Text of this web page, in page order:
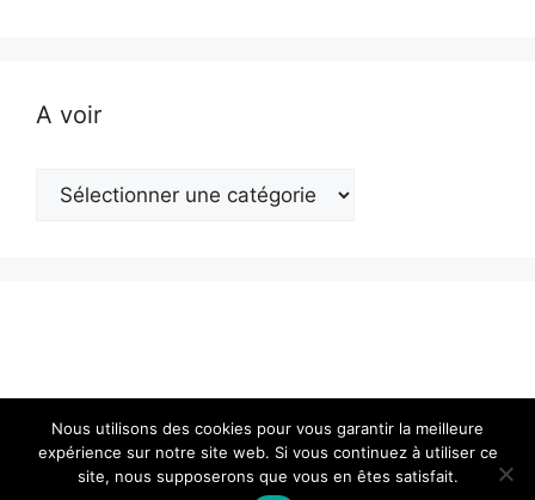
A voir
© 2026 Actualité en Franche-Comté• Construit avec
Nous utilisons des cookies pour vous garantir la meilleure
expérience sur notre site web. Si vous continuez à utiliser ce
site, nous supposerons que vous en êtes satisfait.